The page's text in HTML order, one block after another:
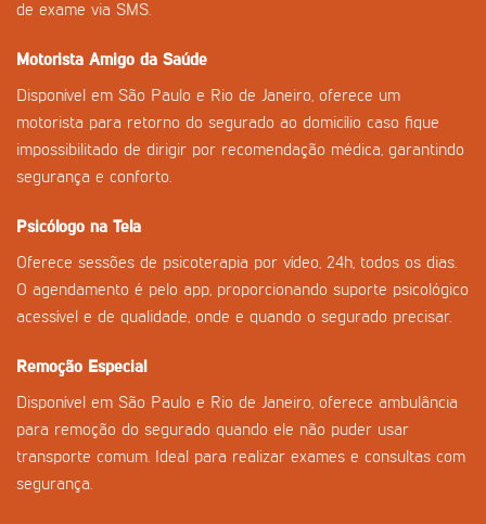
de exame via SMS.
Motorista Amigo da Saúde
Disponível em São Paulo e Rio de Janeiro, oferece um
motorista para retorno do segurado ao domicílio caso fique
impossibilitado de dirigir por recomendação médica, garantindo
segurança e conforto.
Psicólogo na Tela
Oferece sessões de psicoterapia por vídeo, 24h, todos os dias.
O agendamento é pelo app, proporcionando suporte psicológico
acessível e de qualidade, onde e quando o segurado precisar.
Remoção Especial
Disponível em São Paulo e Rio de Janeiro, oferece ambulância
para remoção do segurado quando ele não puder usar
transporte comum. Ideal para realizar exames e consultas com
segurança.